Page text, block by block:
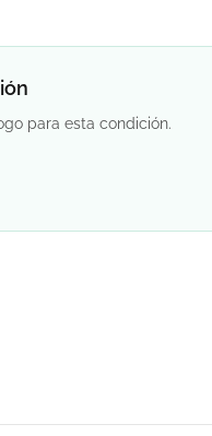
para esta condición.